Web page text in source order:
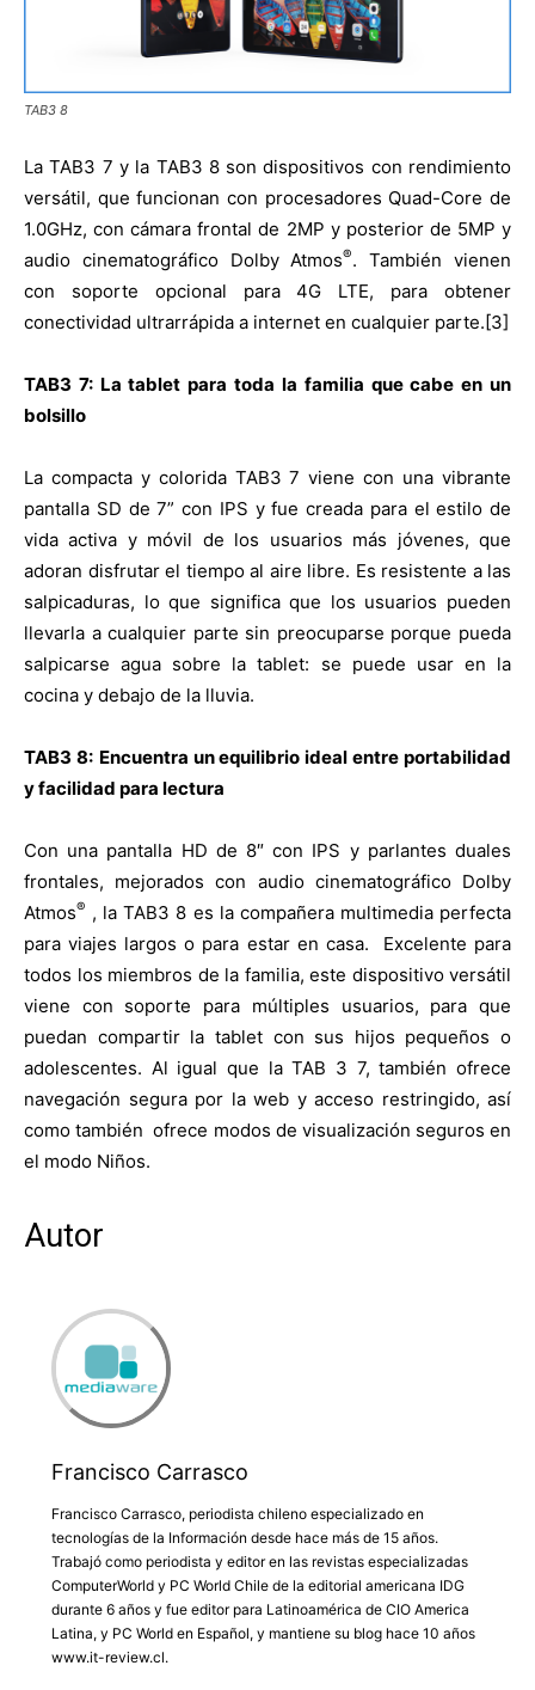
TAB3 8
La TAB3 7 y la TAB3 8 son dispositivos con rendimiento
versátil, que funcionan con procesadores Quad-Core de
1.0GHz, con cámara frontal de 2MP y posterior de 5MP y
audio cinematográfico Dolby Atmos®. También vienen
con soporte opcional para 4G LTE, para obtener
conectividad ultrarrápida a internet en cualquier parte.[3]
TAB3 7: La tablet para toda la familia que cabe en un
bolsillo
La compacta y colorida TAB3 7 viene con una vibrante
pantalla SD de 7” con IPS y fue creada para el estilo de
vida activa y móvil de los usuarios más jóvenes, que
adoran disfrutar el tiempo al aire libre. Es resistente a las
salpicaduras, lo que significa que los usuarios pueden
llevarla a cualquier parte sin preocuparse porque pueda
salpicarse agua sobre la tablet: se puede usar en la
cocina y debajo de la lluvia.
TAB3 8: Encuentra un equilibrio ideal entre portabilidad
y facilidad para lectura
Con una pantalla HD de 8″ con IPS y parlantes duales
frontales, mejorados con audio cinematográfico Dolby
Atmos® , la TAB3 8 es la compañera multimedia perfecta
para viajes largos o para estar en casa. Excelente para
todos los miembros de la familia, este dispositivo versátil
viene con soporte para múltiples usuarios, para que
puedan compartir la tablet con sus hijos pequeños o
adolescentes. Al igual que la TAB 3 7, también ofrece
navegación segura por la web y acceso restringido, así
como también ofrece modos de visualización seguros en
el modo Niños.
Autor
Francisco Carrasco
Francisco Carrasco, periodista chileno especializado en
tecnologías de la Información desde hace más de 15 años.
Trabajó como periodista y editor en las revistas especializadas
ComputerWorld y PC World Chile de la editorial americana IDG
durante 6 años y fue editor para Latinoamérica de CIO America
Latina, y PC World en Español, y mantiene su blog hace 10 años
www.it-review.cl.